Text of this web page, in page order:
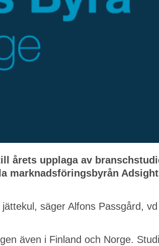
årets upplaga av
marknadsföringsbyrån
säger Alfons Passgård,
även i Finland och Norge.